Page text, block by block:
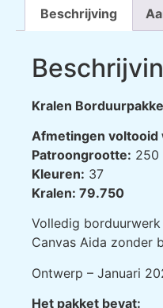
Beschrijving
Kralen
Afmetingen
Patroongrootte: 250
Kleuren: 37
Kralen: 79.750
Volledig borduurwerk
Canvas Aida zonder
Ontwerp – Januari
Het pakket bevat: